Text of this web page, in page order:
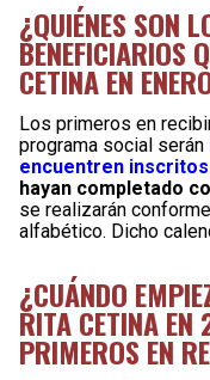
¿QUIÉNES SON
BENEFICIARIOS
CETINA EN
Los primeros en
programa social serán
encuentren
hayan completado
se realizarán
alfabético. Dicho
¿CUÁNDO
RITA CETINA EN
PRIMEROS EN